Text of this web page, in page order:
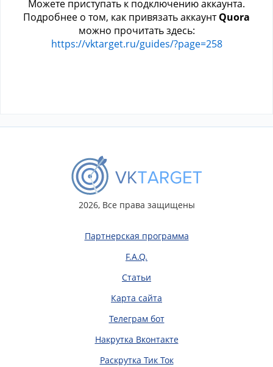
Можете приступать к подключению аккаунта.
Подробнее о том, как привязать аккаунтQuora
можно прочитать здесь:
https://vktarget.ru/guides/?page=258
2026, Все права защищены
Партнерская программа
F.A.Q.
Статьи
Карта сайта
Телеграм бот
Накрутка Вконтакте
Раскрутка Тик Ток